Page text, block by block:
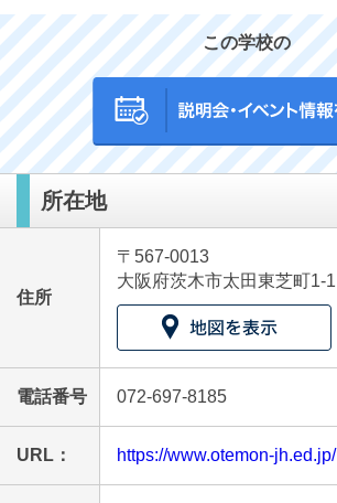
最近見た学校
追手門学院中学校
ブックマークした学校
ブックマークした学校はありません
この学校の
所在地
住所
〒567-0013
大阪府茨木市太田東芝町1-1
電話番号 072-697-8185
URL： https://www.otemon-jh.ed.jp/